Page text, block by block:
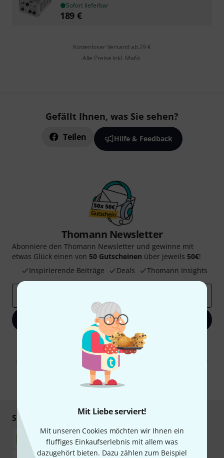
Mit Liebe serviert!
Mit unseren Cookies möchten wir Ihnen ein
fluffiges Einkaufserlebnis mit allem was
dazugehört bieten. Dazu zählen zum Beispiel
Sofort lieferbar
189 €
Kostenloser Versand ab 29 €
Alle Preise inkl. MwSt.
Gefällt Ihnen, was Sie sehen?
Teilen Hilfe & Feedback
Thomann Newsletter
Abonniere den Thomann Newsletter und gewinne mit
etwas Glück einen von 50 Gutscheinen über jeweils 50€!
Inspirierende Beiträge
Deals Thomann Insights
Jetzt anmelden
Mit Klick auf „Jetzt anmelden“ stimmen Sie dem Erhalt von E-Mail-
Werbung und einer Messung des E-Mail-Nutzungsverhaltens zu. Die
Abmeldung ist jederzeit möglich. Weitere Informationen finden Sie in
unseren
Datenschutzhinweisen
* Pflichtfeld
Sicher einkaufen & bezahlen